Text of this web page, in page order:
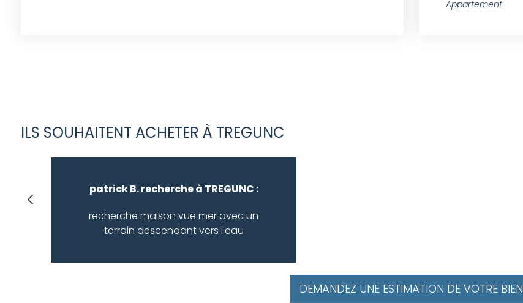
Appartement
ILS SOUHAITENT ACHETER À TREGUNC
patrick B. recherche à TREGUNC :
recherche maison vue mer avec un
terrain descendant vers l'eau
DEMANDEZ UNE ESTIMATION DE VOTRE BIEN